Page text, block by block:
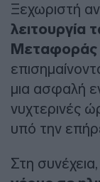
Ξεχωριστή
Μεταφοράς
μια ασφαλή
νυχτερινές
υπό την
Στη